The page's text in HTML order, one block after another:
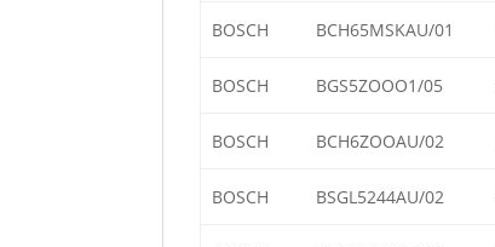
BOSCH BCH65MSKAU/01
BOSCH BGS5ZOOO1/05
BOSCH BCH6ZOOAU/02
BOSCH BSGL5244AU/02